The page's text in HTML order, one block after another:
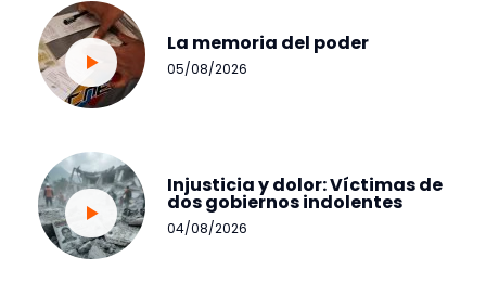
La memoria del poder
05/08/2026
Injusticia y dolor: Víctimas de
dos gobiernos indolentes
04/08/2026